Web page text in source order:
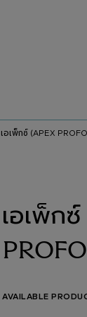
เอเพ็กซ์ (APEX
เอเพ็ก
AVAILABLE